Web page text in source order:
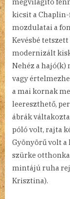
kicsit a
mozdulatai a
Kevésbé
modernizált
Nehéz a hajó(k)
vagy
a mai kornak
leereszthető,
ábrák
póló volt, rajta
Gyönyörű volt a
szürke
mintájú ruha
Krisztina).